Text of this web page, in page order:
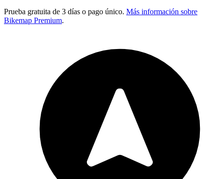
Prueba gratuita de 3 días o pago único. Más información sobre
Bikemap Premium.